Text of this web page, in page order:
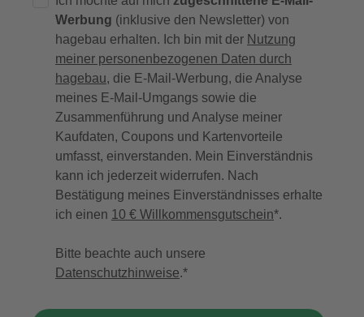
Werbung (inklusive den Newsletter) von
hagebau erhalten. Ich bin mit der Nutzung
meiner personenbezogenen Daten durch
hagebau, die E-Mail-Werbung, die Analyse
meines E-Mail-Umgangs sowie die
Zusammenführung und Analyse meiner
Kaufdaten, Coupons und Kartenvorteile
umfasst, einverstanden. Mein Einverständnis
kann ich jederzeit widerrufen. Nach
Bestätigung meines Einverständnisses erhalte
ich einen 10 € Willkommensgutschein*.
Bitte beachte auch unsere
Datenschutzhinweise.